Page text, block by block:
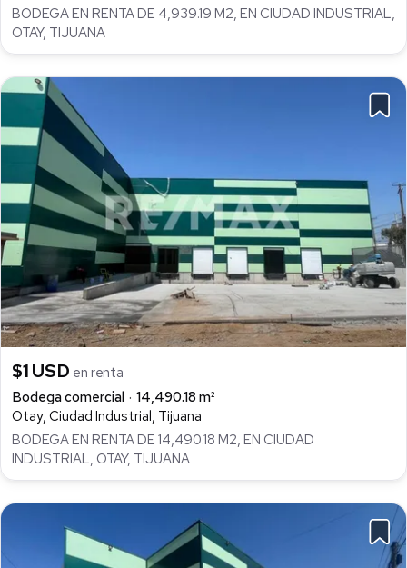
BODEGA EN RENTA DE 4,939.19 M2, EN CIUDAD INDUSTRIAL,
OTAY, TIJUANA
$1 USD en renta
Bodega comercial
14,490.18 m²
Otay, Ciudad Industrial, Tijuana
BODEGA EN RENTA DE 14,490.18 M2, EN CIUDAD
INDUSTRIAL, OTAY, TIJUANA